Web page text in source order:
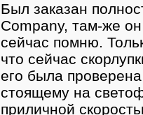
Был заказан
Company, там-же
сейчас помню.
что сейчас
его была
стоящему на
приличной